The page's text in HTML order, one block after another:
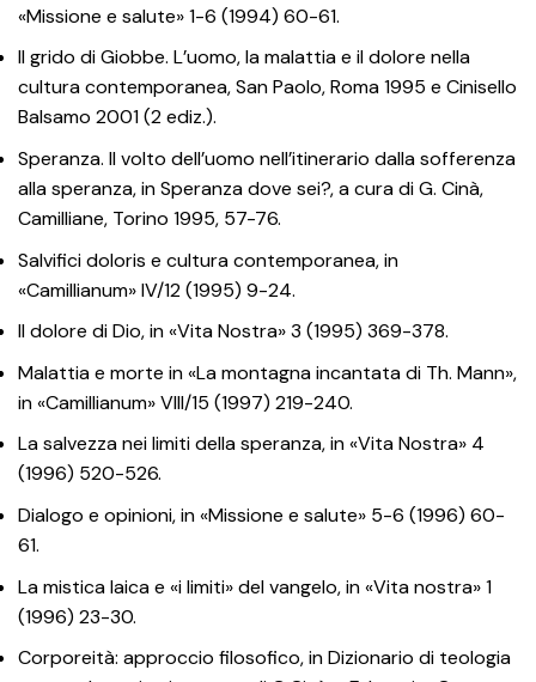
«Missione e salute» 1-6 (1994) 60-61.
Il grido di Giobbe. L’uomo, la malattia e il dolore nella
cultura contemporanea, San Paolo, Roma 1995 e Cinisello
Balsamo 2001 (2 ediz.).
Speranza. Il volto dell’uomo nell’itinerario dalla sofferenza
alla speranza, in Speranza dove sei?, a cura di G. Cinà,
Camilliane, Torino 1995, 57-76.
Salvifici doloris e cultura contemporanea, in
«Camillianum» IV/12 (1995) 9-24.
Il dolore di Dio, in «Vita Nostra» 3 (1995) 369-378.
Malattia e morte in «La montagna incantata di Th. Mann»,
in «Camillianum» VIII/15 (1997) 219-240.
La salvezza nei limiti della speranza, in «Vita Nostra» 4
(1996) 520-526.
Dialogo e opinioni, in «Missione e salute» 5-6 (1996) 60-
61.
La mistica laica e «i limiti» del vangelo, in «Vita nostra» 1
(1996) 23-30.
Corporeità: approccio filosofico, in Dizionario di teologia